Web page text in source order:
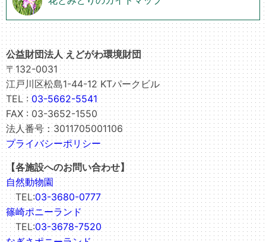
公益財団法人 えどがわ環境財団
〒132-0031
江戸川区松島1-44-12 KTパークビル
TEL :03-5662-5541
FAX : 03-3652-1550
法人番号：3011705001106
プライバシーポリシー
【各施設へのお問い合わせ】
自然動物園
TEL:03-3680-0777
篠崎ポニーランド
TEL:03-3678-7520